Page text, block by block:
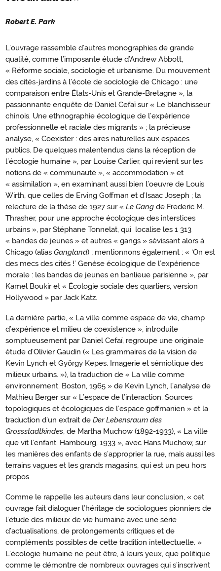
Robert E. Park
L’ouvrage rassemble d’autres monographies de grande
qualité, comme l’imposante étude d’Andrew Abbott,
« Réforme sociale, sociologie et urbanisme. Du mouvement
des cités-jardins à l’école de sociologie de Chicago : une
comparaison entre États-Unis et Grande-Bretagne », la
passionnante enquête de Daniel Cefaï sur « Le blanchisseur
chinois. Une ethnographie écologique de l’expérience
professionnelle et raciale des migrants » ; la précieuse
analyse, « Coexister : des aires naturelles aux espaces
publics. De quelques malentendus dans la réception de
l’écologie humaine », par Louise Carlier, qui revient sur les
notions de « communauté », « accommodation » et
« assimilation », en examinant aussi bien l’oeuvre de Louis
Wirth, que celles de Erving Goffman et d’Isaac Joseph ; la
relecture de la thèse de 1927 sur « Le Gang de Frederic M.
Thrasher, pour une approche écologique des interstices
urbains », par Stéphane Tonnelat, qui localise les 1 313
« bandes de jeunes » et autres « gangs » sévissant alors à
Chicago (alias Gangland) ; mentionnons également : « ‘On est
des mecs des cités !’ Genèse écologique de l’expérience
morale : les bandes de jeunes en banlieue parisienne », par
Kamel Boukir et « Écologie sociale des quartiers, version
Hollywood » par Jack Katz.
La dernière partie, « La ville comme espace de vie, champ
d’expérience et milieu de coexistence », introduite
somptueusement par Daniel Cefaï, regroupe une originale
étude d’Olivier Gaudin (« Les grammaires de la vision de
Kevin Lynch et György Kepes. Imagerie et sémiotique des
milieux urbains. »), la traduction de « La ville comme
environnement. Boston, 1965 » de Kevin Lynch, l’analyse de
Mathieu Berger sur « L’espace de l’interaction. Sources
topologiques et écologiques de l’espace goffmanien » et la
traduction d’un extrait de Der Lebensraum des
Grossstadtkindes, de Martha Muchow (1892-1933), « La ville
que vit l’enfant. Hambourg, 1933 », avec Hans Muchow, sur
les manières des enfants de s’approprier la rue, mais aussi les
terrains vagues et les grands magasins, qui est un peu hors
propos.
Comme le rappelle les auteurs dans leur conclusion, « cet
ouvrage fait dialoguer l’héritage de sociologues pionniers de
l’étude des milieux de vie humaine avec une série
d’actualisations, de prolongements critiques et de
compléments possibles de cette tradition intellectuelle. »
L’écologie humaine ne peut être, à leurs yeux, que politique
comme le démontre de nombreux ouvrages qui s’inscrivent